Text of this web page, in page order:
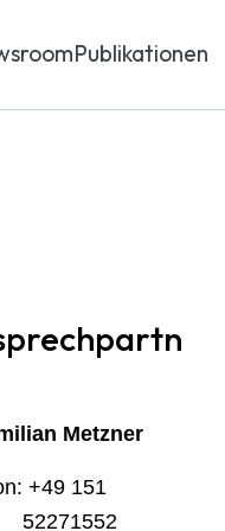
Publikationen
Metzner
+49 151
52271552